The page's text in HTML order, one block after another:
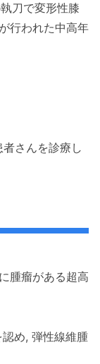
刀で変形性膝
行われた中高年
さんを診療し
腫瘤がある超高
め, 弾性線維腫